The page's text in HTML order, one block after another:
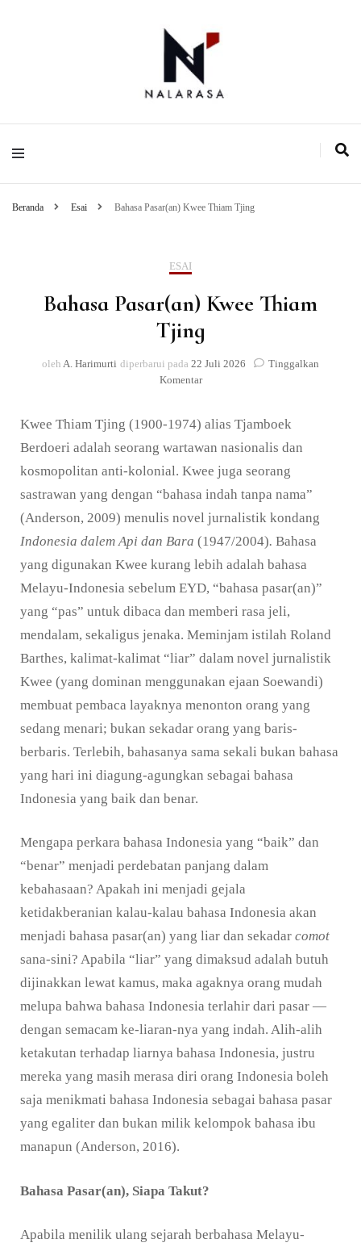
Nalarasa
Beranda Esai Bahasa Pasar(an) Kwee Thiam Tjing
ESAI
Bahasa Pasar(an) Kwee Thiam
Tjing
oleh A. Harimurti diperbarui pada 22 Juli 2026
Tinggalkan
Komentarpada
Kwee
Thiam
Kwee Thiam Tjing (1900-1974) alias Tjamboek
Berdoeri adalah seorang wartawan nasionalis dan
kosmopolitan anti-kolonial. Kwee juga seorang
sastrawan yang dengan “bahasa indah tanpa nama”
(Anderson, 2009) menulis novel jurnalistik kondang
Indonesia dalem Api dan Bara (1947/2004). Bahasa
yang digunakan Kwee kurang lebih adalah bahasa
Melayu-Indonesia sebelum EYD, “bahasa pasar(an)”
yang “pas” untuk dibaca dan memberi rasa jeli,
mendalam, sekaligus jenaka. Meminjam istilah Roland
Barthes, kalimat-kalimat “liar” dalam novel jurnalistik
Kwee (yang dominan menggunakan ejaan Soewandi)
membuat pembaca layaknya menonton orang yang
sedang menari; bukan sekadar orang yang baris-
berbaris. Terlebih, bahasanya sama sekali bukan bahasa
yang hari ini diagung-agungkan sebagai bahasa
Indonesia yang baik dan benar.
Mengapa perkara bahasa Indonesia yang “baik” dan
“benar” menjadi perdebatan panjang dalam
kebahasaan? Apakah ini menjadi gejala
ketidakberanian kalau-kalau bahasa Indonesia akan
menjadi bahasa pasar(an) yang liar dan sekadar comot
sana-sini? Apabila “liar” yang dimaksud adalah butuh
dijinakkan lewat kamus, maka agaknya orang mudah
melupa bahwa bahasa Indonesia terlahir dari pasar —
dengan semacam ke-liaran-nya yang indah. Alih-alih
ketakutan terhadap liarnya bahasa Indonesia, justru
mereka yang masih merasa diri orang Indonesia boleh
saja menikmati bahasa Indonesia sebagai bahasa pasar
yang egaliter dan bukan milik kelompok bahasa ibu
manapun (Anderson, 2016).
Bahasa Pasar(an), Siapa Takut?
Apabila menilik ulang sejarah berbahasa Melayu-